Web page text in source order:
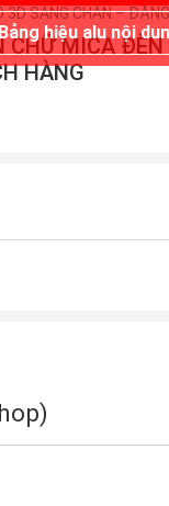
Bảng hiệu alu nội
MICA
HÀNG